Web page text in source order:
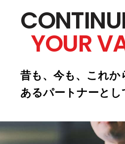
YOUR
昔も、今も、これか
あるパートナーとし